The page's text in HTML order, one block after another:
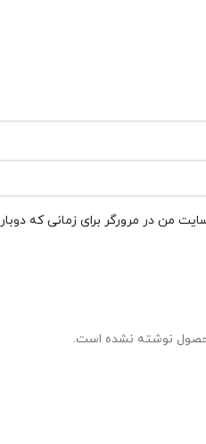
نوشته نشده است.
من در مرورگر برای زمانی که